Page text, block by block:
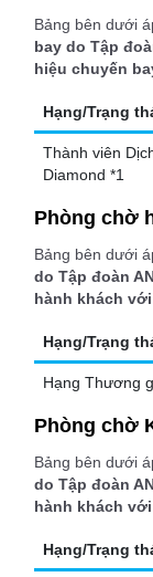
Bảng bên dưới
bay do Tập
hiệu chuyến
Hạng/Trạng
Thành viên
Diamond *1
Phòng chờ
Bảng bên dưới
do Tập đoàn
hành khách
Hạng/Trạng
Hạng Thương
Phòng chờ
Bảng bên dưới
do Tập đoàn
hành khách
Hạng/Trạng